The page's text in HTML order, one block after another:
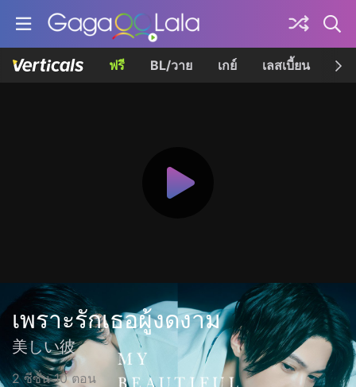
ฟรี BL/วาย เกย์ เลสเบี้ยน เค
เพราะรักเธอผู้งดงาม
美しい彼
2 ซีซั่น 10 ตอน